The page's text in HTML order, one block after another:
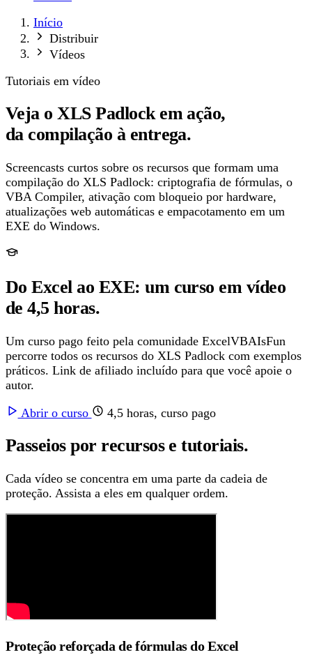
Início
Distribuir
Vídeos
Tutoriais em vídeo
Veja o XLS Padlock em ação,
da compilação à entrega.
Screencasts curtos sobre os recursos que formam uma
compilação do XLS Padlock: criptografia de fórmulas, o
VBA Compiler, ativação com bloqueio por hardware,
atualizações web automáticas e empacotamento em um
EXE do Windows.
Do Excel ao EXE: um curso em vídeo
de 4,5 horas.
Um curso pago feito pela comunidade ExcelVBAIsFun
percorre todos os recursos do XLS Padlock com exemplos
práticos. Link de afiliado incluído para que você apoie o
autor.
Abrir o curso
4,5 horas, curso pago
Passeios por recursos e tutoriais.
Cada vídeo se concentra em uma parte da cadeia de
proteção. Assista a eles em qualquer ordem.
Proteção reforçada de fórmulas do Excel